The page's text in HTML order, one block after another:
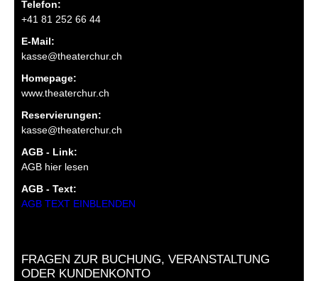
Telefon:
+41 81 252 66 44
E-Mail:
kasse@theaterchur.ch
Homepage:
www.theaterchur.ch
Reservierungen:
kasse@theaterchur.ch
AGB - Link:
AGB hier lesen
AGB - Text:
AGB TEXT EINBLENDEN
FRAGEN ZUR BUCHUNG, VERANSTALTUNG
ODER KUNDENKONTO